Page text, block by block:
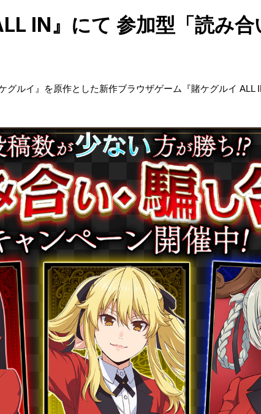
IN』にて 参加型「読み
グルイ』を原作とした新作ブラウザゲーム『賭ケグルイ ALL